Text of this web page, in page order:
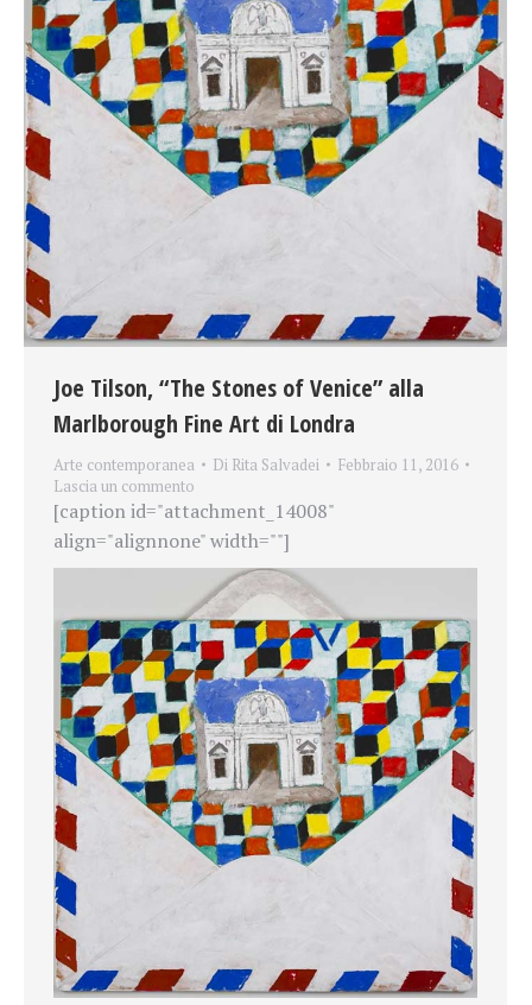
Joe Tilson, “The Stones of Venice” alla
Marlborough Fine Art di Londra
Arte contemporanea Di Rita Salvadei
Febbraio 11, 2016
Lascia un commento
[caption id="attachment_14008"
align="alignnone" width=""]